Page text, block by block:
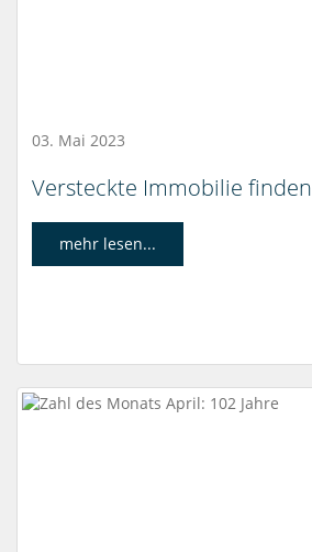
03. Mai 2023
Versteckte Immobilie finden
mehr lesen...